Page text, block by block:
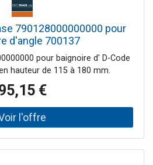
790128000000000 pour
d'angle 700137
pour baignoire d' D-Code
hauteur de 115 à 180 mm.
€